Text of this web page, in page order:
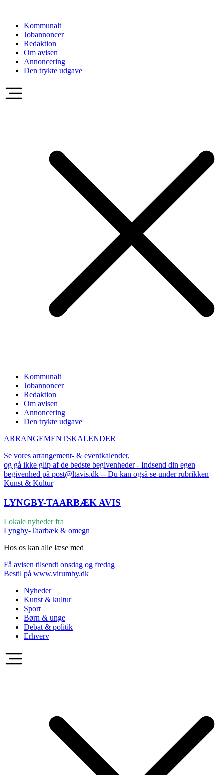
indholdKommunalt
Jobannoncer
Redaktion
Om avisen
Annoncering
Den trykte udgave
Kommunalt
Jobannoncer
Redaktion
Om avisen
Annoncering
Den trykte udgave
ARRANGEMENTSKALENDER
Se vores arrangement- & eventkalender,
og gå ikke glip af de bedste begivenheder - Indsend din egen
begivenhed på post@ltavis.dk -- Du kan også se under rubrikken
Kunst & Kultur
LYNGBY-TAARBÆK AVIS
Lokale nyheder fra
Lyngby-Taarbæk & omegn
Hos os kan alle læse med
Få avisen tilsendt onsdag og fredag
Bestil på www.virumby.dk
Nyheder
Kunst & kultur
Sport
Børn & unge
Debat & politik
Erhverv